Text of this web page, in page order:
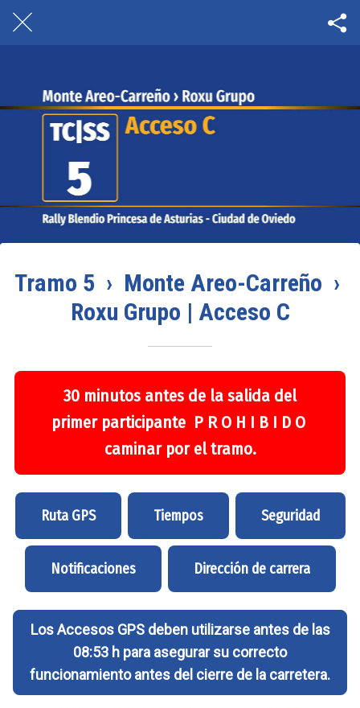
Tramo 5 › Monte Areo-Carreño ›
Roxu Grupo | Acceso C
30 minutos antes de la salida del
primer participante P R O H I B I D O
caminar por el tramo.
Ruta GPS Tiempos Seguridad
Notificaciones Dirección de carrera
Los Accesos GPS deben utilizarse antes de las
08:53 h para asegurar su correcto
funcionamiento antes del cierre de la carretera.